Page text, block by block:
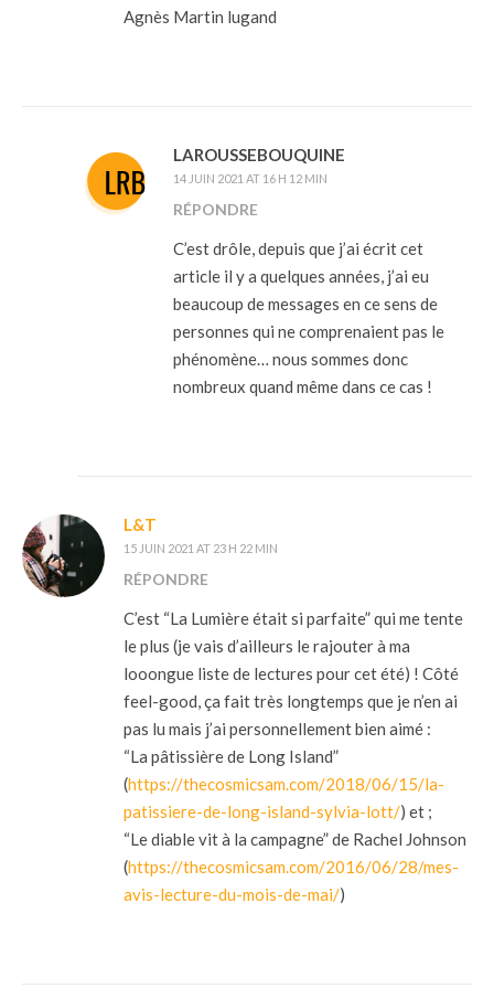
Agnès Martin lugand
LAROUSSEBOUQUINE
14 JUIN 2021 AT 16 H 12 MIN
RÉPONDRE
C’est drôle, depuis que j’ai écrit cet
article il y a quelques années, j’ai eu
beaucoup de messages en ce sens de
personnes qui ne comprenaient pas le
phénomène… nous sommes donc
nombreux quand même dans ce cas !
L&T
15 JUIN 2021 AT 23 H 22 MIN
RÉPONDRE
C’est “La Lumière était si parfaite” qui me tente
le plus (je vais d’ailleurs le rajouter à ma
looongue liste de lectures pour cet été) ! Côté
feel-good, ça fait très longtemps que je n’en ai
pas lu mais j’ai personnellement bien aimé :
“La pâtissière de Long Island”
(https://thecosmicsam.com/2018/06/15/la-
patissiere-de-long-island-sylvia-lott/) et ;
“Le diable vit à la campagne” de Rachel Johnson
(https://thecosmicsam.com/2016/06/28/mes-
avis-lecture-du-mois-de-mai/)